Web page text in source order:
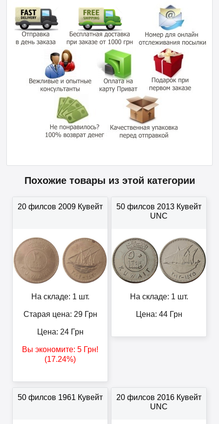
Похожие товары из этой категории
20 филсов 2009 Кувейт
На складе: 1 шт.
Старая цена: 29Грн
Цена: 24Грн
Вы экономите: 5 Грн!
(17.24%)
50 филсов 2013 Кувейт
UNC
На складе: 1 шт.
Цена: 44Грн
50 филсов 1961 Кувейт
20 филсов 2016 Кувейт
UNC